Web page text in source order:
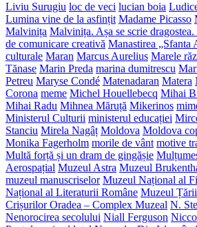
Liviu Surugiu loc de veci lucian boia
Lumina vine de la asfințit Madame Picasso
Malvinița Malvinița. Așa se scrie
de comunicare creativă Manastirea „Sfanta
culturale Maran Marcus Aurelius Marele
Tănase Marin Preda marina dumitrescu
Petreu Maryse Condé Matenadaran Matera
Corona meme Michel Houellebecq Mihai
Mihai Radu Mihnea Măruță Mikerinos
Ministerul Culturii ministerul educației
Stanciu Mirela Nagâț Moldova Moldova
Monika Fagerholm morile de vânt motive
Multă forță și un dram de gingășie
Aerospațial Muzeul Astra Muzeul
muzeul manuscriselor Muzeul Național al
Național al Literaturii Române Muzeul
Crișurilor Oradea – Complex Muzeal N.
Nenorocirea secolului Niall Ferguson